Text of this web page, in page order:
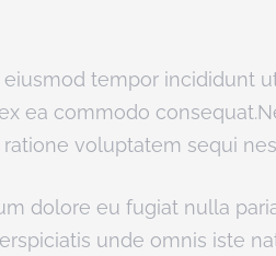
tempor incididunt
ea commodo
voluptatem sequi
dolore eu fugiat nulla
unde omnis iste